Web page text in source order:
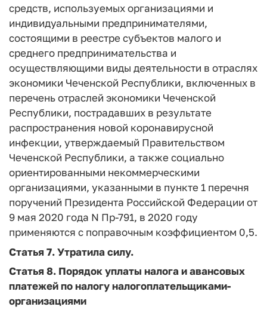
средств, используемых организациями и
индивидуальными предпринимателями,
состоящими в реестре субъектов малого и
среднего предпринимательства и
осуществляющими виды деятельности в отраслях
экономики Чеченской Республики, включенных в
перечень отраслей экономики Чеченской
Республики, пострадавших в результате
распространения новой коронавирусной
инфекции, утверждаемый Правительством
Чеченской Республики, а также социально
ориентированными некоммерческими
организациями, указанными в пункте 1 перечня
поручений Президента Российской Федерации от
9 мая 2020 года N Пр-791, в 2020 году
применяются с поправочным коэффициентом 0,5.
Статья 7. Утратила силу.
Статья 8. Порядок уплаты налога и авансовых
платежей по налогуналогоплательщиками-
организациями